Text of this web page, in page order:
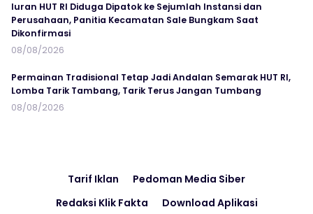
Iuran HUT RI Diduga Dipatok ke Sejumlah Instansi dan
Perusahaan, Panitia Kecamatan Sale Bungkam Saat
Dikonfirmasi
08/08/2026
Permainan Tradisional Tetap Jadi Andalan Semarak HUT RI,
Lomba Tarik Tambang, Tarik Terus Jangan Tumbang
08/08/2026
Tarif Iklan
Pedoman Media Siber
Redaksi Klik Fakta
Download Aplikasi